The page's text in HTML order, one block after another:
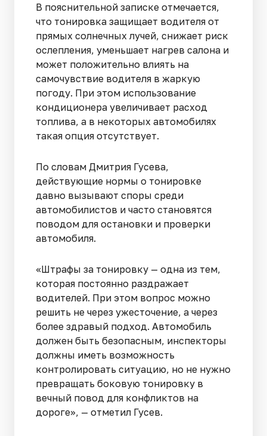
В пояснительной записке отмечается,
что тонировка защищает водителя от
прямых солнечных лучей, снижает риск
ослепления, уменьшает нагрев салона и
может положительно влиять на
самочувствие водителя в жаркую
погоду. При этом использование
кондиционера увеличивает расход
топлива, а в некоторых автомобилях
такая опция отсутствует.
По словам Дмитрия Гусева,
действующие нормы о тонировке
давно вызывают споры среди
автомобилистов и часто становятся
поводом для остановки и проверки
автомобиля.
«Штрафы за тонировку — одна из тем,
которая постоянно раздражает
водителей. При этом вопрос можно
решить не через ужесточение, а через
более здравый подход. Автомобиль
должен быть безопасным, инспекторы
должны иметь возможность
контролировать ситуацию, но не нужно
превращать боковую тонировку в
вечный повод для конфликтов на
дороге», — отметил Гусев.